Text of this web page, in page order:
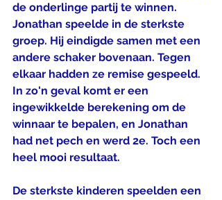
de onderlinge partij te winnen.
Jonathan speelde in de sterkste
groep. Hij eindigde samen met een
andere schaker bovenaan. Tegen
elkaar hadden ze remise gespeeld.
In zo'n geval komt er een
ingewikkelde berekening om de
winnaar te bepalen, en Jonathan
had net pech en werd 2e. Toch een
heel mooi resultaat.
De sterkste kinderen speelden een